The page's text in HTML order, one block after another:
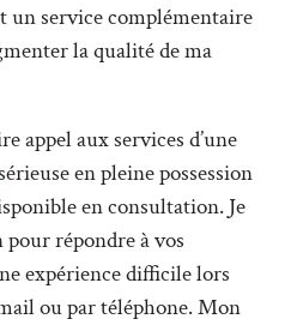
un service complémentaire
la qualité de ma
appel aux services d’une
en pleine possession
en consultation. Je
répondre à vos
expérience difficile lors
ou par téléphone. Mon